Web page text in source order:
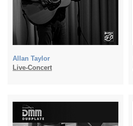
Allan Taylor
Live-Concert